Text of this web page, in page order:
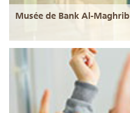
Musée de Bank Al-Maghrib